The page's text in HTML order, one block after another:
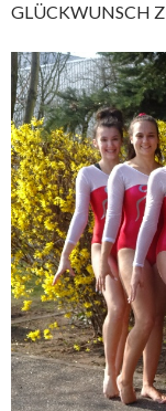
GLÜCKWUNSCH